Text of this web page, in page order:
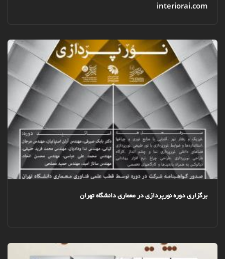
interiorai.com
برگزاری دوره نورپردازی در معماری دانشگاه تهران